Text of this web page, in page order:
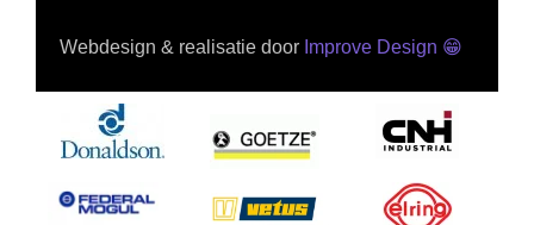
Webdesign & realisatie door Improve Design 😁